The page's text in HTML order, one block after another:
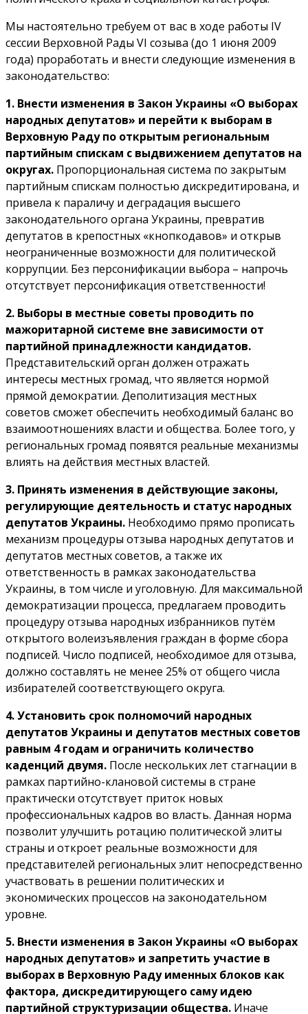
Мы настоятельно требуем от вас в ходе работы IV
сессии Верховной Рады VI созыва (до 1 июня 2009
года) проработать и внести следующие изменения в
законодательство:
1. Внести изменения в Закон Украины «О выборах
народных депутатов» и перейти к выборам в
Верховную Раду по открытым региональным
партийным спискам с выдвижением депутатов на
округах. Пропорциональная система по закрытым
партийным спискам полностью дискредитирована, и
привела к параличу и деградация высшего
законодательного органа Украины, превратив
депутатов в крепостных «кнопкодавов» и открыв
неограниченные возможности для политической
коррупции. Без персонификации выбора – напрочь
отсутствует персонификация ответственности!
2. Выборы в местные советы проводить по
мажоритарной системе вне зависимости от
партийной принадлежности кандидатов.
Представительский орган должен отражать
интересы местных громад, что является нормой
прямой демократии. Деполитизация местных
советов сможет обеспечить необходимый баланс во
взаимоотношениях власти и общества. Более того, у
региональных громад появятся реальные механизмы
влиять на действия местных властей.
3. Принять изменения в действующие законы,
регулирующие деятельность и статус народных
депутатов Украины. Необходимо прямо прописать
механизм процедуры отзыва народных депутатов и
депутатов местных советов, а также их
ответственность в рамках законодательства
Украины, в том числе и уголовную. Для максимальной
демократизации процесса, предлагаем проводить
процедуру отзыва народных избранников путём
открытого волеизъявления граждан в форме сбора
подписей. Число подписей, необходимое для отзыва,
должно составлять не менее 25% от общего числа
избирателей соответствующего округа.
4. Установить срок полномочий народных
депутатов Украины и депутатов местных советов
равным 4 годам и ограничить количество
каденций двумя. После нескольких лет стагнации в
рамках партийно-клановой системы в стране
практически отсутствует приток новых
профессиональных кадров во власть. Данная норма
позволит улучшить ротацию политической элиты
страны и откроет реальные возможности для
представителей региональных элит непосредственно
участвовать в решении политических и
экономических процессов на законодательном
уровне.
5. Внести изменения в Закон Украины «О выборах
народных депутатов» и запретить участие в
выборах в Верховную Раду именных блоков как
фактора, дискредитирующего саму идею
партийной структуризации общества. Иначе